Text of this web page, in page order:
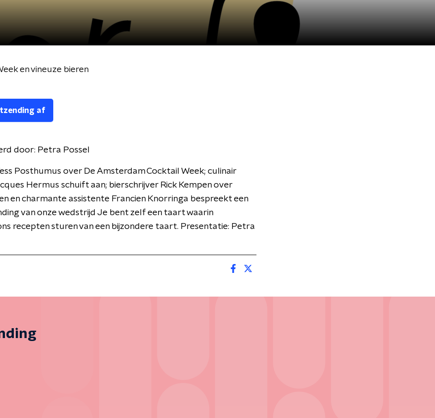
en vineuze bieren
af
door: Petra Possel
Posthumus over De Amsterdam Cocktail Week; culinair
Hermus schuift aan; bierschrijver Rick Kempen over
en charmante assistente Francien Knorringa bespreekt een
van onze wedstrijd Je bent zelf een taart waarin
recepten sturen van een bijzondere taart. Presentatie: Petra